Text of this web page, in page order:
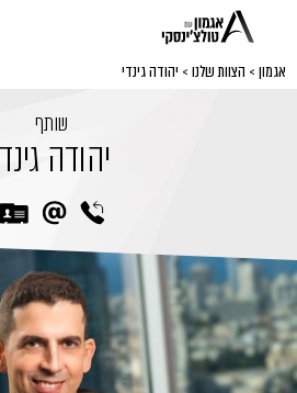
אגמון > הצוות שלנו > יהודה גינדי
שותף
יהודה